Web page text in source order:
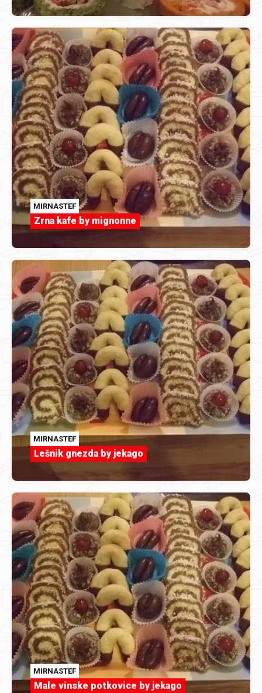
MIRNASTEF
Zrna kafe by mignonne
MIRNASTEF
Lešnik gnezda by jekago
MIRNASTEF
Male vinske potkovice by jekago